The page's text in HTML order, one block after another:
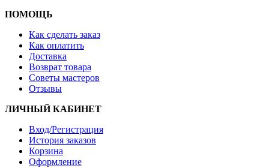
ПОМОЩЬ
Как сделать заказ
Как оплатить
Доставка
Возврат товара
Советы мастеров
Отзывы
ЛИЧНЫЙ КАБИНЕТ
Вход/Регистрация
История заказов
Корзина
Оформление